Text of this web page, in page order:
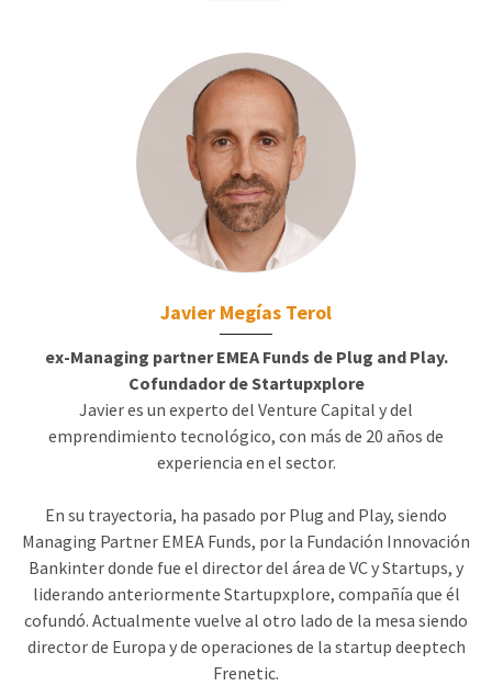
Javier Megías Terol
ex-Managing partner EMEA Funds de Plug and Play.
Cofundador de Startupxplore
Javier es un experto del Venture Capital y del
emprendimiento tecnológico, con más de 20 años de
experiencia en el sector.
En su trayectoria, ha pasado por Plug and Play, siendo
Managing Partner EMEA Funds, por la Fundación Innovación
Bankinter donde fue el director del área de VC y Startups, y
liderando anteriormente Startupxplore, compañía que él
cofundó. Actualmente vuelve al otro lado de la mesa siendo
director de Europa y de operaciones de la startup deeptech
Frenetic.